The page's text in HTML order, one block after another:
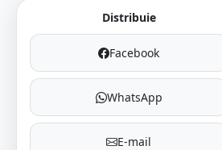
Distribuie
Facebook
WhatsApp
E-mail